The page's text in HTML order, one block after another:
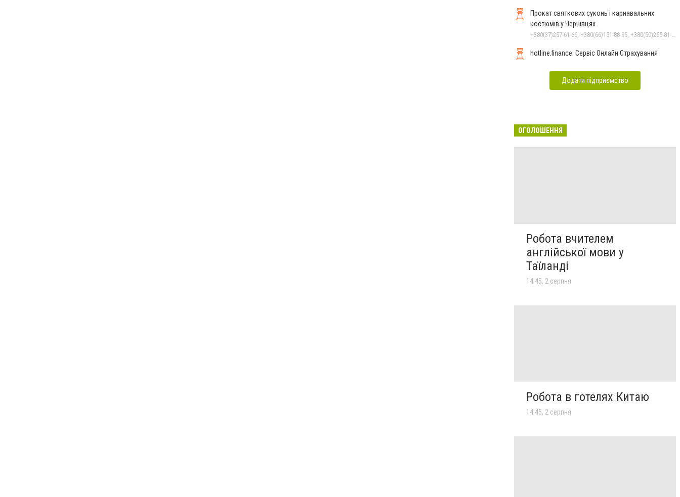
Прокат святкових суконь і карнавальних
костюмів у Чернівцях
hotline.finance: Сервіс Онлайн Страхування
Додати підприємство
ОГОЛОШЕННЯ
Робота вчителем
англійської мови у
Таїланді
14:45, 2 серпня
Робота в готелях Китаю
14:45, 2 серпня